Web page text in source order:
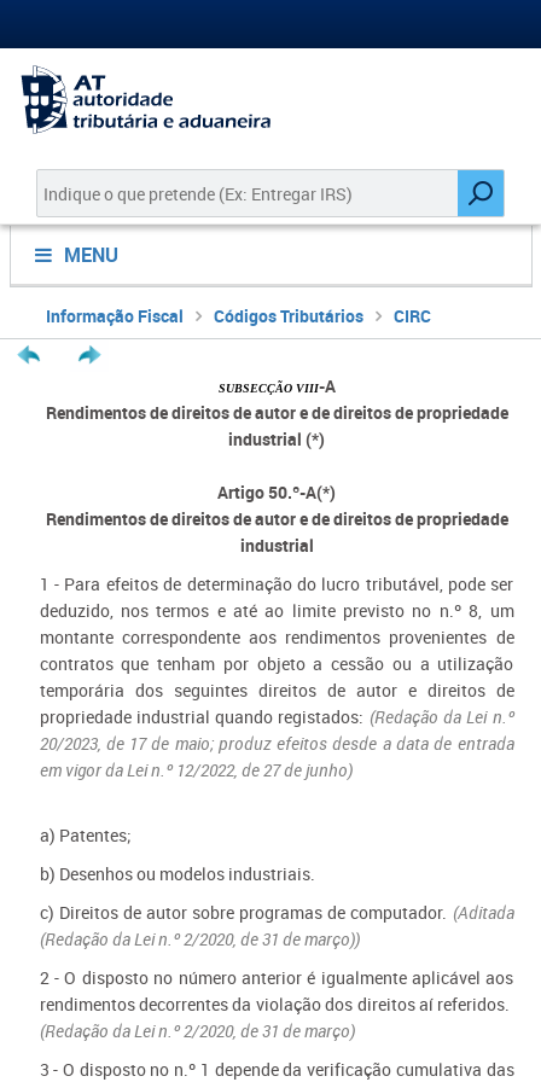
MENU
Informação Fiscal Códigos Tributários CIRC
SUBSECÇÃO VIII-A
Rendimentos de direitos de autor e de direitos de propriedade
industrial (*)
Artigo 50.º-A(*)
Rendimentos de direitos de autor e de direitos de propriedade
industrial
1 - Para efeitos de determinação do lucro tributável, pode ser
deduzido, nos termos e até ao limite previsto no n.º 8, um
montante correspondente aos rendimentos provenientes de
contratos que tenham por objeto a cessão ou a utilização
temporária dos seguintes direitos de autor e direitos de
propriedade industrial quando registados: (Redação da Lei n.º
20/2023, de 17 de maio; produz efeitos desde a data de entrada
em vigor da Lei n.º 12/2022, de 27 de junho​)
a) Patentes;
b) Desenhos ou modelos industriais.
c) Direitos de autor sobre programas de computador. (Aditada
(Redação da Lei n.º 2/2020, de 31 de março))
2 - O disposto no número anterior é igualmente aplicável aos
rendimentos decorrentes da violação dos direitos aí referidos.
(Redação da Lei n.º 2/2020, de 31 de março)
3 - O disposto no n.º 1 depende da verificação cumulativa das